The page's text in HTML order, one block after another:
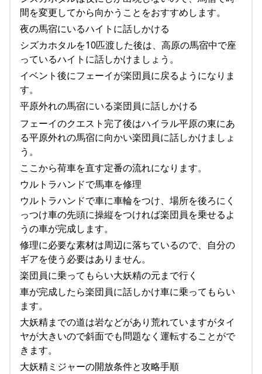
間を変更してから向かうことをおすすめします。
夜の馬宿にいるハイトに話しかける
シズカホタルを10匹渡した後は、高原の馬宿中で座
っているハイトに話しかけましょう。
イベント後にフェーイが楽団員に戻るようになりま
す。
平原外れの馬宿にいる楽団員に話しかける
フェーイのクエスト完了後はハイラル平原の東にあ
る平原外れの馬宿に向かい楽団員に話しかけましょ
う。
ここから荷車を直す定番の流れになります。
ウルトラハンドで馬車を修理
ウルトラハンドで車に車輪をつけ、場所を後ろにく
っつけ車の先頭に操縦をつければ楽団員を乗せるよ
うの車が完成します。
修理に必要な素材は周辺に落ちているので、自分の
ギアを使う必要はありません。
楽団員に乗ってもらい大妖精の元まで行く
車が完成したら楽団員に話しかけ車に乗ってもらい
ます。
大妖精までの道は岩などがあり荒れていますがタイ
ヤが大きいので斜面でも問題なく運転することがで
きます。
大妖精ミジャーの開放条件と攻略手順